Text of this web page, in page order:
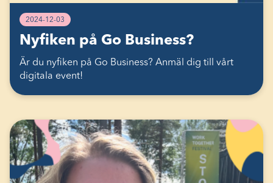
2024-12-03
Nyfiken på Go Business?
Är du nyfiken på Go Business? Anmäl dig till vårt
digitala event!